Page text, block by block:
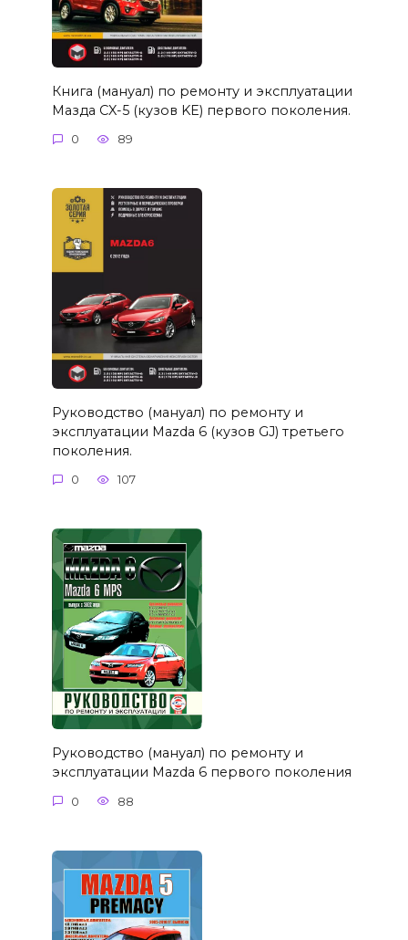
Книга (мануал) по ремонту и эксплуатации
Мазда CX-5 (кузов KE) первого поколения.
0 89
Руководство (мануал) по ремонту и
эксплуатации Mazda 6 (кузов GJ) третьего
поколения.
0 107
Руководство (мануал) по ремонту и
эксплуатации Mazda 6 первого поколения
0 88